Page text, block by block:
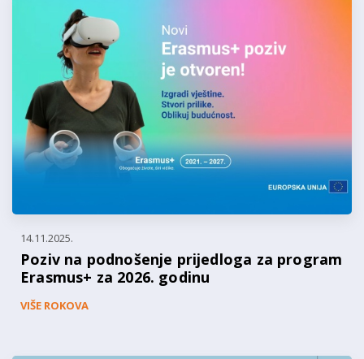
14.11.2025.
Poziv na podnošenje prijedloga za program
Erasmus+ za 2026. godinu
VIŠE ROKOVA